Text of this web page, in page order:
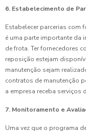
6. Estabelecimento de
Estabelecer parcerias com
é uma parte importante da
de frota. Ter fornecedores
reposição estejam
manutenção sejam
contratos de manutenção
a empresa receba serviços
7. Monitoramento e
Uma vez que o programa